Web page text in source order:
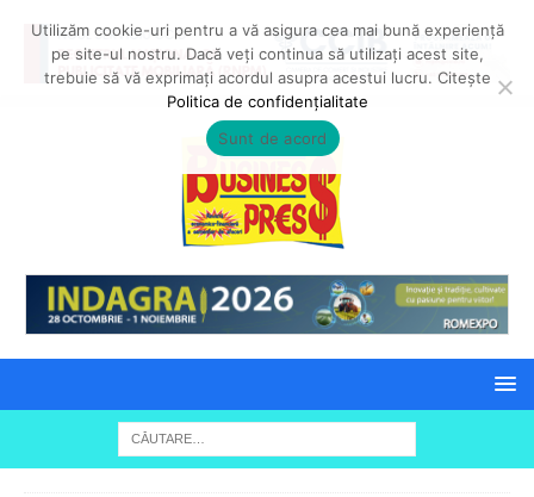
Utilizăm cookie-uri pentru a vă asigura cea mai bună experiență
pe site-ul nostru. Dacă veți continua să utilizați acest site,
trebuie să vă exprimați acordul asupra acestui lucru. Citește
Politica de confidențialitate
Sunt de acord